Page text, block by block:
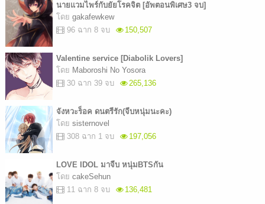
นายแวมไพร์กับยัยโรคจิต [อัพตอนพิเศษ3 จบ]
โดย gakafewkew
96 ฉาก 8 จบ
150,507
Valentine service [Diabolik Lovers]
โดย Maboroshi No Yosora
30 ฉาก 39 จบ
265,136
จังหวะร็อค ดนตรีรัก(จีบหนุ่มนะคะ)
โดย sisternovel
308 ฉาก 1 จบ
197,056
LOVE IDOL มาจีบ หนุ่มBTSกัน
โดย cakeSehun
11 ฉาก 8 จบ
136,481